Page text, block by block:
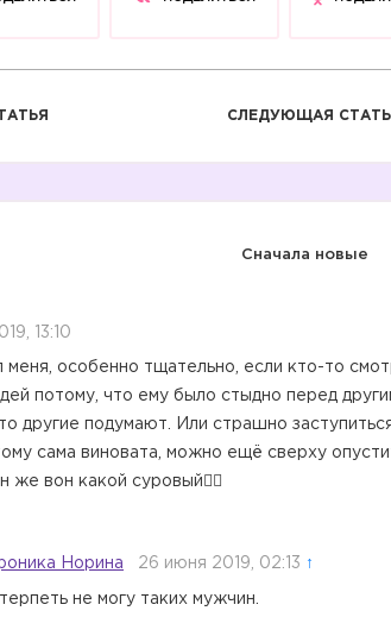
СЛЕДУЮЩАЯ
Сначала новые
13:10
особенно тщательно, если кто-то
потому, что ему было стыдно перед
другие подумают. Или страшно
сама виновата, можно ещё сверху
же вон какой суровый🤦‍♀️
Норина 26 июня 2019, 02:13 ↑
не могу таких мужчин.